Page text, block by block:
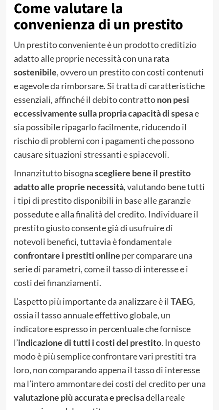
Come valutare la
convenienza di un prestito
Un prestito conveniente è un prodotto creditizio
adatto alle proprie necessità con una rata
sostenibile, ovvero un prestito con costi contenuti
e agevole da rimborsare. Si tratta di caratteristiche
essenziali, affinché il debito contrattonon pesi
eccessivamente sulla propria capacità di spesae
sia possibile ripagarlo facilmente, riducendo il
rischio di problemi con i pagamenti che possono
causare situazioni stressanti e spiacevoli.
Innanzitutto bisognascegliere bene il prestito
adatto alle proprie necessità, valutando bene tutti
i tipi di prestito disponibili in base alle garanzie
possedute e alla finalità del credito. Individuare il
prestito giusto consente già di usufruire di
notevoli benefici, tuttavia è fondamentale
confrontare i prestiti online per comparare una
serie di parametri, come il tasso di interesse e i
costi dei finanziamenti.
L’aspetto più importante da analizzare è il TAEG,
ossia il tasso annuale effettivo globale, un
indicatore espresso in percentuale che fornisce
l’indicazione di tutti i costi del prestito. In questo
modo è più semplice confrontare vari prestiti tra
loro, non comparando appena il tasso di interesse
ma l’intero ammontare dei costi del credito per una
valutazione più accurata e precisadella reale